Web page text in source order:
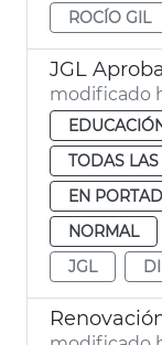
ROCÍO GIL
modificado
TODAS
EN
NORMAL
JGL